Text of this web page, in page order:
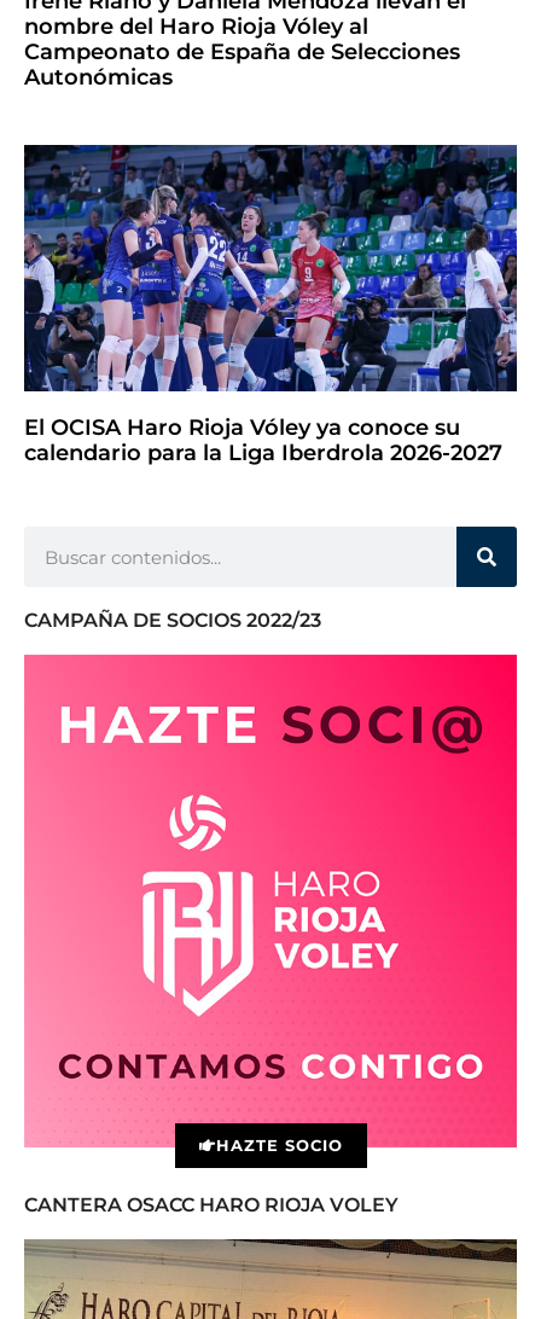
nombre del Haro Rioja Vóley al
Campeonato de España de Selecciones
Autonómicas
El OCISA Haro Rioja Vóley ya conoce su
calendario para la Liga Iberdrola 2026-2027
CAMPAÑA DE SOCIOS 2022/23
HAZTE SOCIO
CANTERA OSACC HARO RIOJA VOLEY